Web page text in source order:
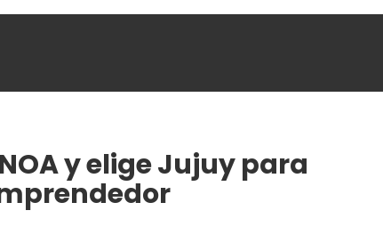
y elige Jujuy para